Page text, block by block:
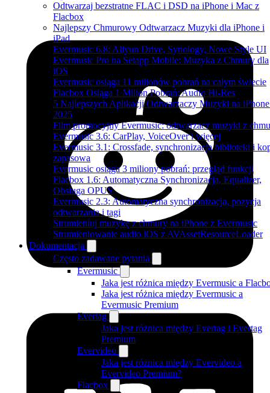
Odtwarzaj bezstratne FLAC i DSD na iPhone i Mac z
Flacbox
Najlepszy Chmurowy Odtwarzacz Muzyki dla iPhone i
iPad
Evermusic 6.8: Aliyun Drive, Synology, Nowe Style UI
Evermusic Pro na Setapp Mobile: Muzyka z Chmury dla
iOS
Evermusic osiąga 11 milionów pobrań na całym świecie
Flacbox Osiąga 1 Milion Pobrań: Audio Hi-Res
5 Najlepszych Aplikacji Odtwarzaczy Muzyki na
2025
Film promocyjny Evermusic: odtwarzacz muzyki z
Evermusic 3.6: CarPlay, VoiceOver i więcej
Evermusic 3.1: Crossfade, synchronizacja biblioteki i
zapasowa
Evermusic osiąga 3 miliony pobrań: przegląd funkcji
Flacbox 1.6: Automatyczna Synchronizacja, Equalizer,
Obsługa OPUS
Evermusic 2.3: Automatyczna synchronizacja, pozycja
odtwarzania i tagi
Strumieniuj muzykę z chmury na iPhone z Evermusic
Strumieniowanie audio iOS z AVAssetResourceLoader
Dokumentacja
Często zadawane pytania
Evermusic
Jaka jest różnica między Evermusic a
Jaka jest różnica między Evermusic a
Evermusic Premium
Evertag
Jaka jest różnica między Evertag i Evertag
Premium
Evervideo
Jaka jest różnica między Evervideo a
Evervideo Premium?
Flacbox